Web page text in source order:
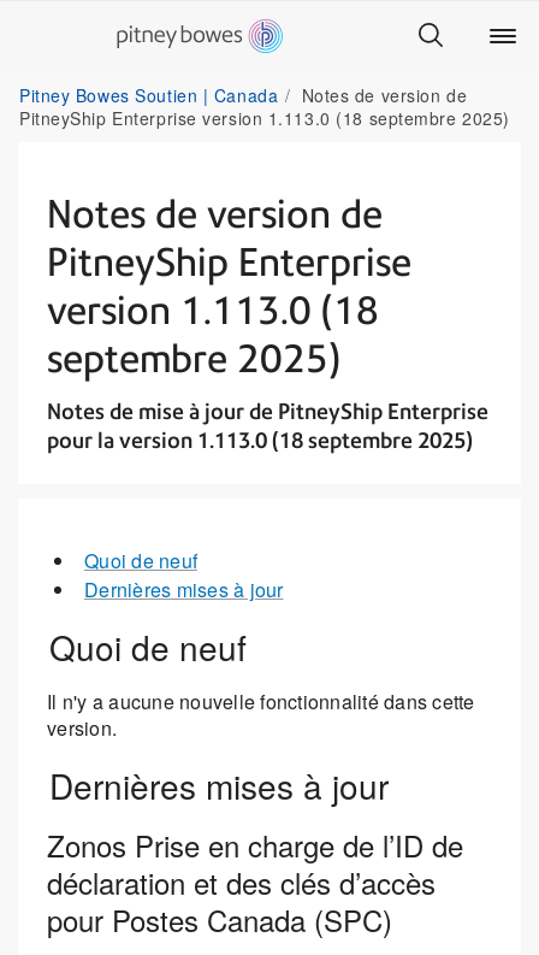
Pitney Bowes Soutien | Canada
Notes de version de
PitneyShip Enterprise version 1.113.0 (18 septembre 2025)
Notes de version de
PitneyShip Enterprise
version 1.113.0 (18
septembre 2025)
Notes de mise à jour de PitneyShip Enterprise
pour la version 1.113.0 (18 septembre 2025)
Quoi de neuf
Dernières mises à jour
Quoi de neuf
Il n'y a aucune nouvelle fonctionnalité dans cette
version.
Dernières mises à jour
Zonos Prise en charge de l’ID de
déclaration et des clés d’accès
pour Postes Canada (SPC)